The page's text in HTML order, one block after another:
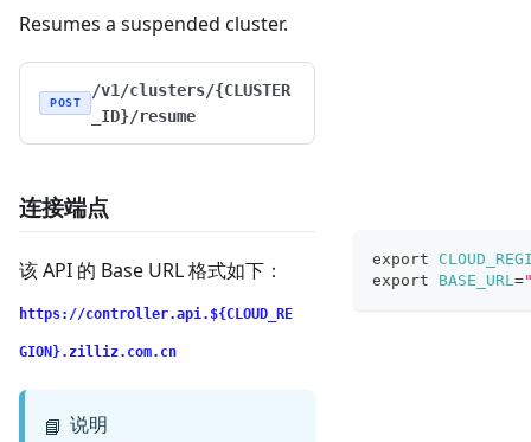
Resumes a suspended cluster.
POST
/v1/clusters/{CLUSTER
_ID}/resume
连接端点
该 API 的 Base URL 格式如下：
https://controller.api.${CLOUD_RE
GION}.zilliz.com.cn
📘 说明
export
export
BASE_URL=